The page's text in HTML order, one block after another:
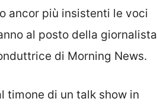
ancor più insistenti le voci
al posto della giornalista
di Morning News.
timone di un talk show in